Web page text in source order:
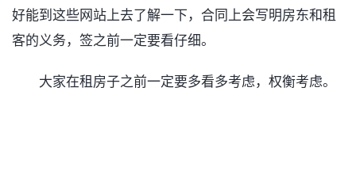
好能到这些网站上去了解一下，合同上会写明房东和租
客的义务，签之前一定要看仔细。
大家在租房子之前一定要多看多考虑，权衡考虑。